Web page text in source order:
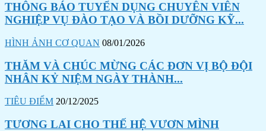
THÔNG BÁO TUYỂN DỤNG CHUYÊN VIÊN
NGHIỆP VỤ ĐÀO TẠO VÀ BỒI DƯỠNG KỸ...
HÌNH ẢNH CƠ QUAN 08/01/2026
THĂM VÀ CHÚC MỪNG CÁC ĐƠN VỊ BỘ ĐỘI
NHÂN KỶ NIỆM NGÀY THÀNH...
TIÊU ĐIỂM 20/12/2025
TƯƠNG LAI CHO THẾ HỆ VƯƠN MÌNH